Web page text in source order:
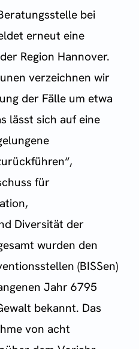
bei
erneut eine
Region Hannover.
verzeichnen wir
der Fälle um etwa
lässt sich auf eine
für
Diversität der
wurden den
(BISSen)
Jahr 6795
bekannt. Das
von acht